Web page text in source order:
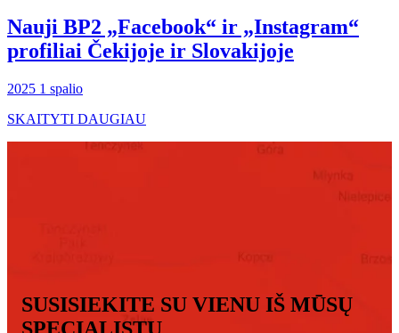
Nauji BP2 „Facebook“ ir „Instagram“
profiliai Čekijoje ir Slovakijoje
2025 1 spalio
SKAITYTI DAUGIAU
SUSISIEKITE SU VIENU IŠ MŪSŲ